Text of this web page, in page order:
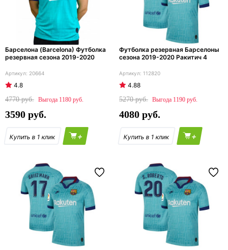
Барселона (Barcelona) Футболка
резервная сезона 2019-2020
20664
4.8
4770
1180
3590
+
Футболка резервная Барселоны
сезона 2019-2020 Ракитич 4
112820
4.88
5270
1190
4080
+